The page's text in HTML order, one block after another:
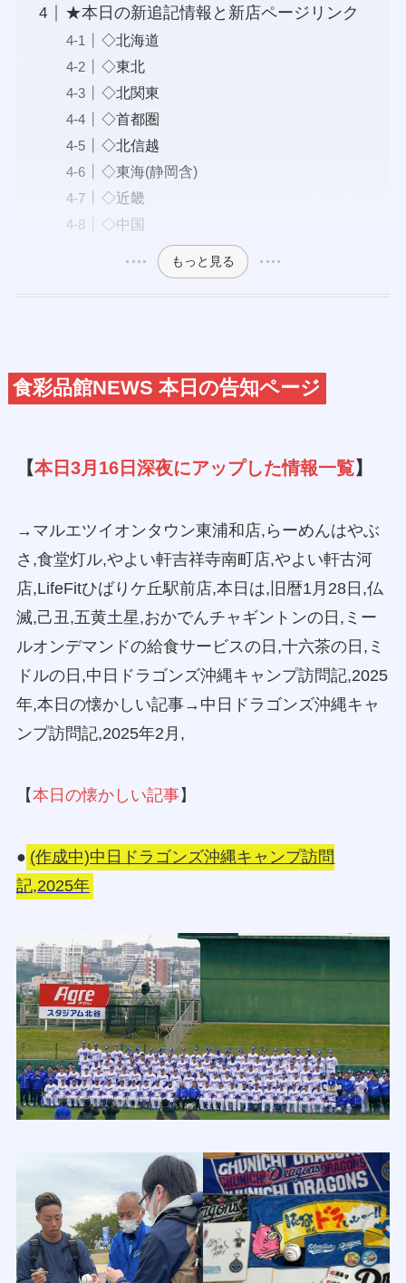
★本日の新追記情報と新店ページリンク
◇北海道
◇東北
◇北関東
◇首都圏
◇北信越
◇東海(静岡含)
◇近畿
◇中国
もっと見る
食彩品館NEWS 本日の告知ページ
【本日3月16日深夜にアップした情報一覧】
→マルエツイオンタウン東浦和店,らーめんはやぶ
さ,食堂灯ル,やよい軒吉祥寺南町店,やよい軒古河
店,LifeFitひばりケ丘駅前店,本日は,旧暦1月28日,仏
滅,己丑,五黄土星,おかでんチャギントンの日,ミー
ルオンデマンドの給食サービスの日,十六茶の日,ミ
ドルの日,中日ドラゴンズ沖縄キャンプ訪問記,2025
年,本日の懐かしい記事→中日ドラゴンズ沖縄キャ
ンプ訪問記,2025年2月,
【本日の懐かしい記事】
● (作成中)中日ドラゴンズ沖縄キャンプ訪問
記,2025年